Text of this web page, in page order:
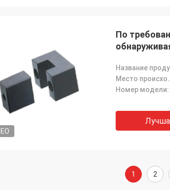
По
Место
Номер модели:
1 2